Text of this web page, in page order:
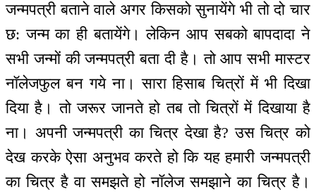
जन्मपत्री बताने वाले अगर किसको सुनायेंगे भी तो दो चार
छ: जन्म का ही बतायेंगे। लेकिन आप सबको बापदादा ने
सभी जन्मों की जन्मपत्री बता दी है। तो आप सभी मास्टर
नॉलेजफुल बन गये ना। सारा हिसाब चित्रों में भी दिखा
दिया है। तो जरूर जानते हो तब तो चित्रों में दिखाया है
ना। अपनी जन्मपत्री का चित्र देखा है? उस चित्र को
देख करके ऐसा अनुभव करते हो कि यह हमारी जन्मपत्री
का चित्र है वा समझते हो नॉलेज समझाने का चित्र है।